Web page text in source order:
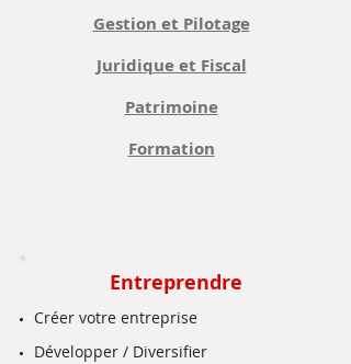
Gestion et Pilotage
Juridique et Fiscal
Patrimoine
Formation
Entreprendre
Créer votre entreprise
Développer / Diversifier